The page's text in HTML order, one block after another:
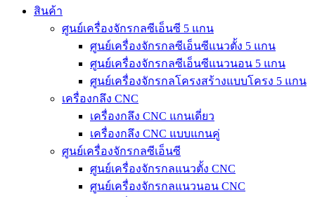
สินค้า
ศูนย์เครื่องจักรกลซีเอ็นซี 5 แกน
ศูนย์เครื่องจักรกลซีเอ็นซีแนวตั้ง 5 แกน
ศูนย์เครื่องจักรกลซีเอ็นซีแนวนอน 5 แกน
ศูนย์เครื่องจักรกลโครงสร้างแบบโครง 5 แกน
เครื่องกลึง CNC
เครื่องกลึง CNC แกนเดี่ยว
เครื่องกลึง CNC แบบแกนคู่
ศูนย์เครื่องจักรกลซีเอ็นซี
ศูนย์เครื่องจักรกลแนวตั้ง CNC
ศูนย์เครื่องจักรกลแนวนอน CNC